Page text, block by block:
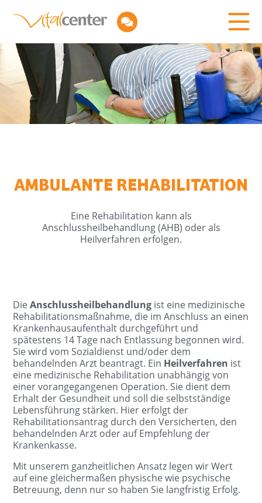
AMBULANTE REHABILITATION
Eine Rehabilitation kann als
Anschlussheilbehandlung (AHB) oder als
Heilverfahren erfolgen.
DieAnschlussheilbehandlung ist eine medizinische
Rehabilitationsmaßnahme, die im Anschluss an einen
Krankenhausaufenthalt durchgeführt und
spätestens 14 Tage nach Entlassung begonnen wird.
Sie wird vom Sozialdienst und/oder dem
behandelnden Arzt beantragt. Ein Heilverfahren ist
eine medizinische Rehabilitation unabhängig von
einer vorangegangenen Operation. Sie dient dem
Erhalt der Gesundheit und soll die selbstständige
Lebensführung stärken. Hier erfolgt der
Rehabilitationsantrag durch den Versicherten, den
behandelnden Arzt oder auf Empfehlung der
Krankenkasse.
Mit unserem ganzheitlichen Ansatz legen wir Wert
auf eine gleichermaßen physische wie psychische
Betreuung, denn nur so haben Sie langfristig Erfolg.